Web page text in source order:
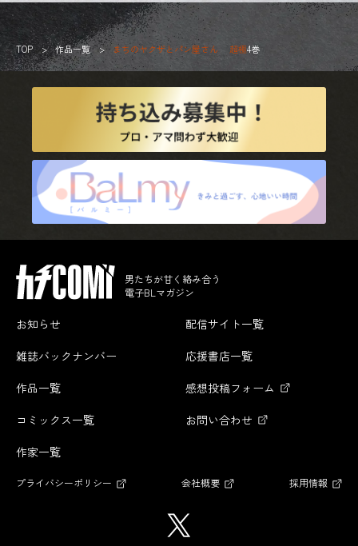
TOP 作品一覧 まちのヤクザとパン屋さん 超極4巻
男たちが甘く絡み合う
電子BLマガジン
お知らせ
雑誌バックナンバー
作品一覧
コミックス一覧
作家一覧
配信サイト一覧
応援書店一覧
感想投稿フォーム
お問い合わせ
プライバシーポリシー 会社概要 採用情報